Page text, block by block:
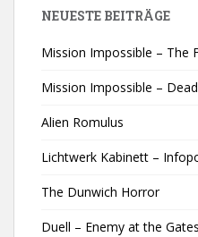
NEUESTE BEITRÄGE
Mission Impossible – The
Mission Impossible –
Alien Romulus
Lichtwerk Kabinett –
The Dunwich Horror
Duell – Enemy at the Gates